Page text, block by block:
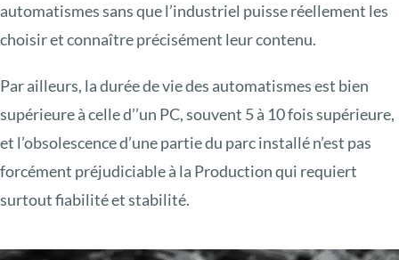
automatismes sans que l’industriel puisse réellement les
choisir et connaître précisément leur contenu.
Par ailleurs, la durée de vie des automatismes est bien
supérieure à celle d’’un PC, souvent 5 à 10 fois supérieure,
et l’obsolescence d’une partie du parc installé n’est pas
forcément préjudiciable à la Production qui requiert
surtout fiabilité et stabilité.